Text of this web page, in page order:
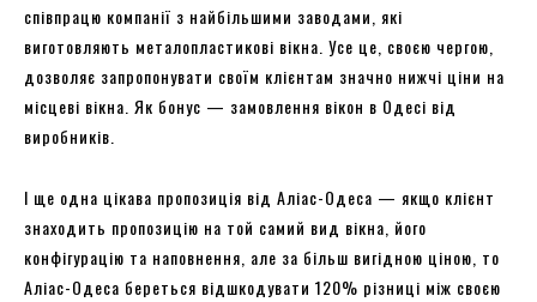
співпрацю компанії з найбільшими заводами, які
виготовляють металопластикові вікна. Усе це, своєю чергою,
дозволяє запропонувати своїм клієнтам значно нижчі ціни на
місцеві вікна. Як бонус — замовлення вікон в Одесі від
виробників.
І ще одна цікава пропозиція від Аліас-Одеса — якщо клієнт
знаходить пропозицію на той самий вид вікна, його
конфігурацію та наповнення, але за більш вигідною ціною, то
Аліас-Одеса береться відшкодувати 120% різниці між своєю